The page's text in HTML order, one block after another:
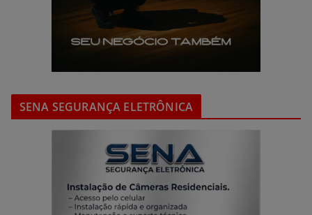
SENA SEGURANÇA ELETRÔNICA